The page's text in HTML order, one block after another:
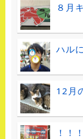
８月
ハル
12月
！！